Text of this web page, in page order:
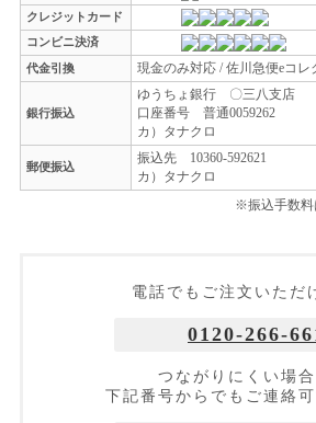
クレジットカード
コンビニ決済
代金引換
現金のみ対応 / 佐川急便eコレ
銀行振込
ゆうちょ銀行 〇三八支店
口座番号 普通0059262
カ）タナクロ
郵便振込
振込先 10360-592621
カ）タナクロ
※振込手数料
電話でもご注文いただ
0120-266-
つながりにくい場合
下記番号からでもご連絡可